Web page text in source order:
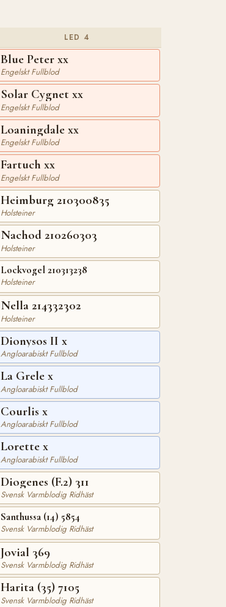
LED 4
Blue Peter xx
Engelskt Fullblod
Solar Cygnet xx
Engelskt Fullblod
Loaningdale xx
Engelskt Fullblod
Fartuch xx
Engelskt Fullblod
Heimburg 210300835
Holsteiner
Nachod 210260303
Holsteiner
Lockvogel 210313238
Holsteiner
Nella 214332302
Holsteiner
Dionysos II x
Angloarabiskt Fullblod
La Grele x
Angloarabiskt Fullblod
Courlis x
Angloarabiskt Fullblod
Lorette x
Angloarabiskt Fullblod
Diogenes (F.2) 311
Svensk Varmblodig Ridhäst
Santhussa (14) 5854
Svensk Varmblodig Ridhäst
Jovial 369
Svensk Varmblodig Ridhäst
Harita (35) 7105
Svensk Varmblodig Ridhäst